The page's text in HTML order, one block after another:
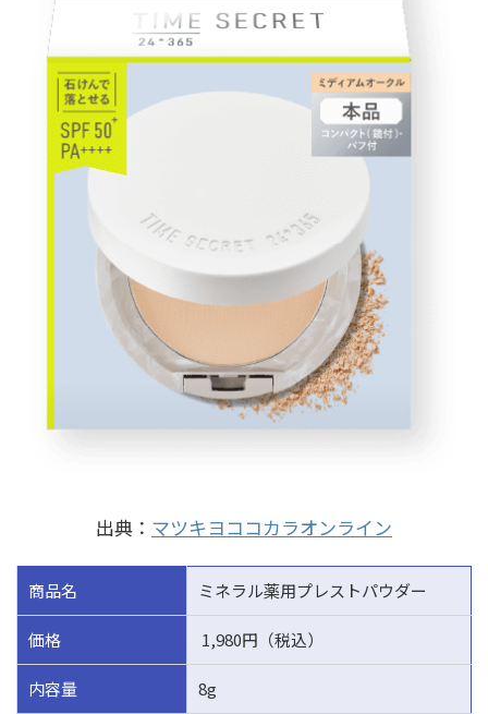
出典： マツキヨココカラオンライン
商品名 ミネラル薬用プレストパウダー
価格 1,980円（税込）
内容量 8g